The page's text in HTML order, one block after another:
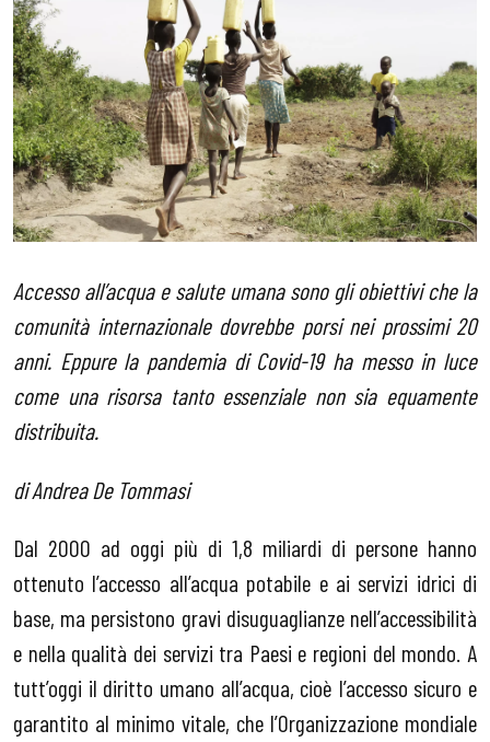
Accesso all’acqua e salute umana sono gli obiettivi che la
comunità internazionale dovrebbe porsi nei prossimi 20
anni. Eppure la pandemia di Covid-19 ha messo in luce
come una risorsa tanto essenziale non sia equamente
distribuita.
di Andrea De Tommasi
Dal 2000 ad oggi più di 1,8 miliardi di persone hanno
ottenuto l’accesso all’acqua potabile e ai servizi idrici di
base, ma persistono gravi disuguaglianze nell’accessibilità
e nella qualità dei servizi tra Paesi e regioni del mondo. A
tutt’oggi il diritto umano all’acqua, cioè l’accesso sicuro e
garantito al minimo vitale, che l’Organizzazione mondiale